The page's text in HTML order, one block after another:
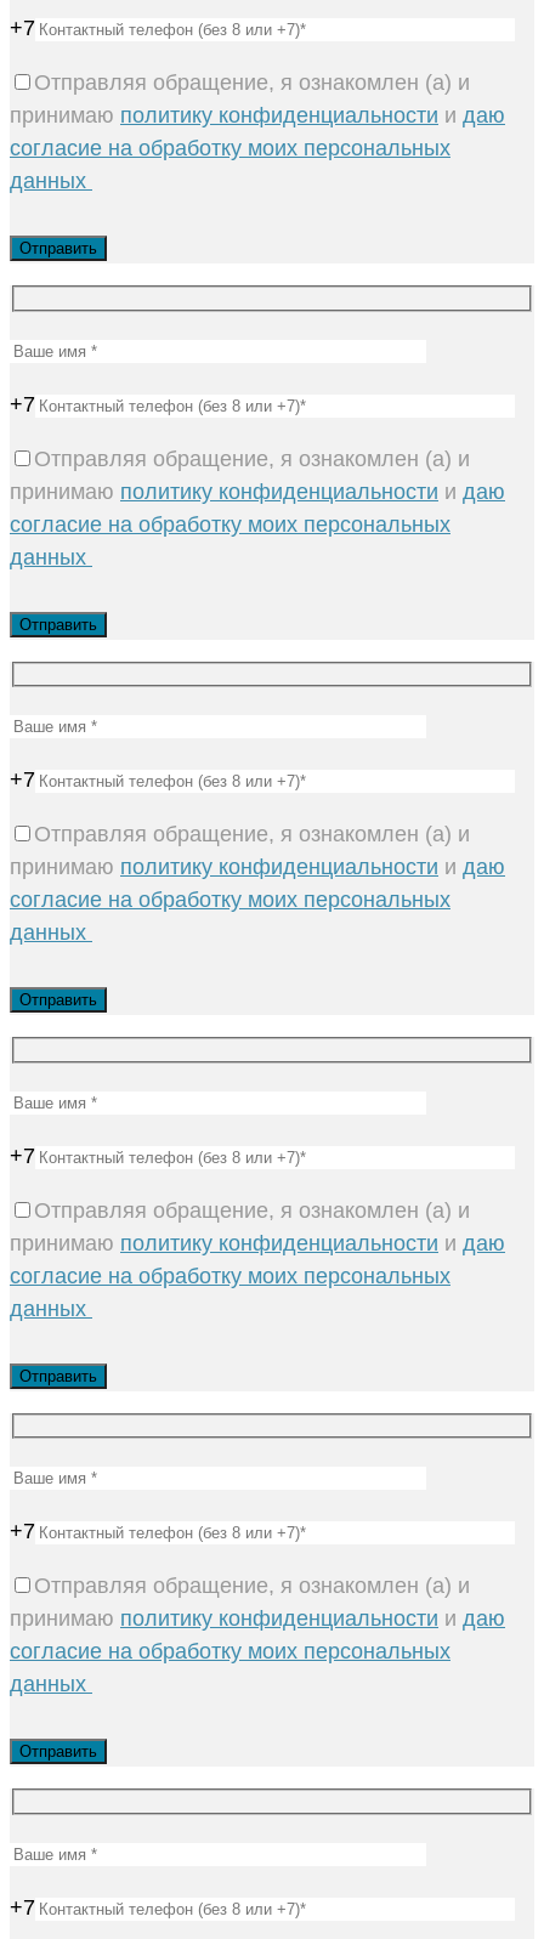
+7
Отправляя обращение, я ознакомлен (а) и
принимаю политику конфиденциальности и даю
согласие на обработку моих персональных
данных
+7
Отправляя обращение, я ознакомлен (а) и
принимаю политику конфиденциальности и даю
согласие на обработку моих персональных
данных
+7
Отправляя обращение, я ознакомлен (а) и
принимаю политику конфиденциальности и даю
согласие на обработку моих персональных
данных
+7
Отправляя обращение, я ознакомлен (а) и
принимаю политику конфиденциальности и даю
согласие на обработку моих персональных
данных
+7
Отправляя обращение, я ознакомлен (а) и
принимаю политику конфиденциальности и даю
согласие на обработку моих персональных
данных
+7